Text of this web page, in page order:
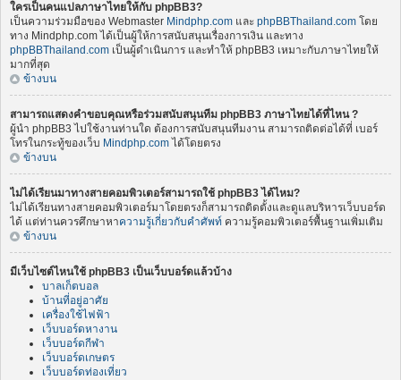
ใครเป็นคนแปลภาษาไทยให้กับ phpBB3?
เป็นความร่วมมือของ Webmaster Mindphp.com และ phpBBThailand.com โดย
ทาง Mindphp.com ได้เป็นผู้ให้การสนับสนุนเรื่องการเงิน และทาง
phpBBThailand.com เป็นผู้ดำเนินการ และทำให้ phpBB3 เหมาะกับภาษาไทยให้
มากที่สุด
ข้างบน
สามารถแสดงคำขอบคุณหรือร่วมสนับสนุนทีม phpBB3 ภาษาไทยได้ที่ไหน ?
ผู้นำ phpBB3 ไปใช้งานท่านใด ต้องการสนับสนุนทีมงาน สามารถติดต่อได้ที่ เบอร์
โทรในกระทู้ของเว็บ Mindphp.com ได้โดยตรง
ข้างบน
ไม่ได้เรียนมาทางสายคอมพิวเตอร์สามารถใช้ phpBB3 ได้ไหม?
ไม่ได้เรียนทางสายคอมพิวเตอร์มาโดยตรงก็สามารถติดตั้งและดูแลบริหารเว็บบอร์ด
ได้ แต่ท่านควรศึกษาหาความรู้เกี่ยวกับคำศัพท์ ความรู้คอมพิวเตอร์พื้นฐานเพิ่มเติม
ข้างบน
มีเว็บไซต์ไหนใช้ phpBB3 เป็นเว็บบอร์ดแล้วบ้าง
บาลเก็ตบอล
บ้านที่อยู่อาศัย
เครื่องใช้ไฟฟ้า
เว็บบอร์ดหางาน
เว็บบอร์ดกีฬา
เว็บบอร์ดเกษตร
เว็บบอร์ดท่องเที่ยว